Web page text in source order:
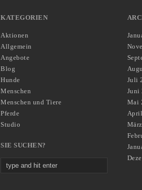
KATEGORIEN
Aktionen
Allgemein
Angebote
Blog
Hunde
Menschen
Menschen und Tiere
Pferde
Studio
SIE SUCHEN?
Juli
Juni
Mai